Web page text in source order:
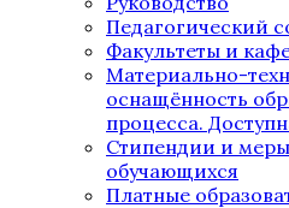
Педагогический
Факультеты и
Материально-
оснащённость
процесса.
Стипендии и
обучающихся
Платные